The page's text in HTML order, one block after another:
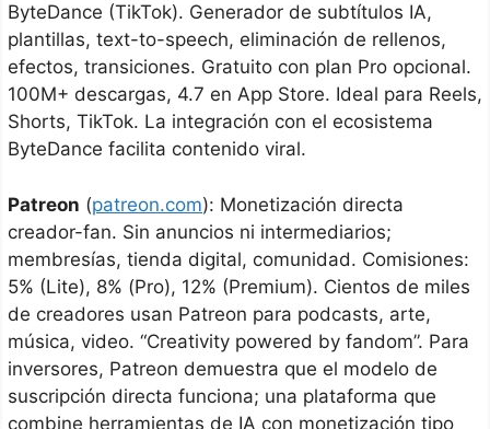
ByteDance (TikTok). Generador de subtítulos IA,
plantillas, text-to-speech, eliminación de rellenos,
efectos, transiciones. Gratuito con plan Pro opcional.
100M+ descargas, 4.7 en App Store. Ideal para Reels,
Shorts, TikTok. La integración con el ecosistema
ByteDance facilita contenido viral.
Patreon (patreon.com): Monetización directa
creador-fan. Sin anuncios ni intermediarios;
membresías, tienda digital, comunidad. Comisiones:
5% (Lite), 8% (Pro), 12% (Premium). Cientos de miles
de creadores usan Patreon para podcasts, arte,
música, video. “Creativity powered by fandom”. Para
inversores, Patreon demuestra que el modelo de
suscripción directa funciona; una plataforma que
combine herramientas de IA con monetización tipo